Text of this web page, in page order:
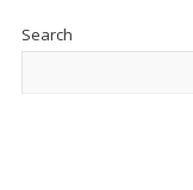
Search